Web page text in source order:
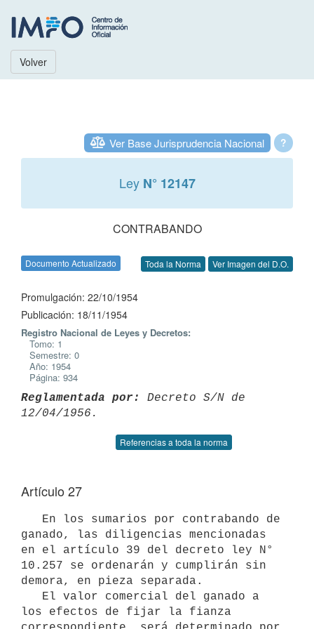
Volver
?
Ver Base Jurisprudencia Nacional
Ley N° 12147
CONTRABANDO
Documento Actualizado Toda la Norma Ver Imagen del D.O.
Promulgación: 22/10/1954
Publicación: 18/11/1954
Registro Nacional de Leyes y Decretos:
Tomo: 1
Semestre: 0
Año: 1954
Página: 934
Reglamentada por:
Decreto S/N de
Referencias a toda la norma
Artículo 27
ganado, las diligencias mencionadas
en el artículo 39 del decreto ley N°
10.257 se ordenarán y cumplirán sin
demora, en pieza separada.
los efectos de fijar la fianza